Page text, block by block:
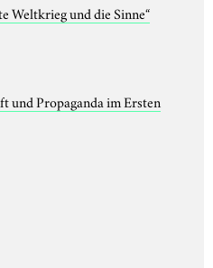
Weltkrieg und die Sinne“
und Propaganda im Ersten